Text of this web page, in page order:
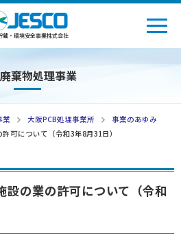
蔵・環境安全事業株式会社
棄物処理事業
業 大阪PCB処理事業所
事業のあゆみ
可について（令和3年8月31日）
設の業の許可について（令和